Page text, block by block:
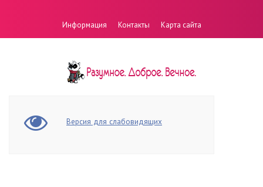
Информация Контакты Карта сайта
Версия для слабовидящих